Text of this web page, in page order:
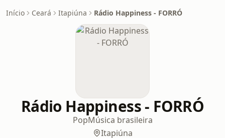
Início Ceará Itapiúna Rádio Happiness - FORRÓ
Rádio Happiness - FORRÓ
PopMúsica brasileira
Itapiúna